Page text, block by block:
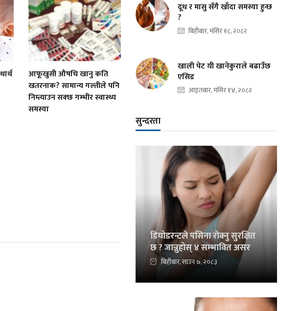
आफूखुसी औषधि खानु कति
खतरनाक? सामान्य गल्तीले पनि
निम्त्याउन सक्छ गम्भीर स्वास्थ्य
समस्या
दूध र मासु सँगै खाँदा समस्या हुन्छ
?
बिहीबार, मंसिर १८, २०८२
खाली पेट यी खानेकुराले बढाउँछ
एसिड
आइतबार, मंसिर १४, २०८२
सुन्दरता
डियोडरन्टले पसिना रोक्नु सुरक्षित
छ ? जान्नुहोस् ४ सम्भावित असर
बिहीबार, साउन ७, २०८३